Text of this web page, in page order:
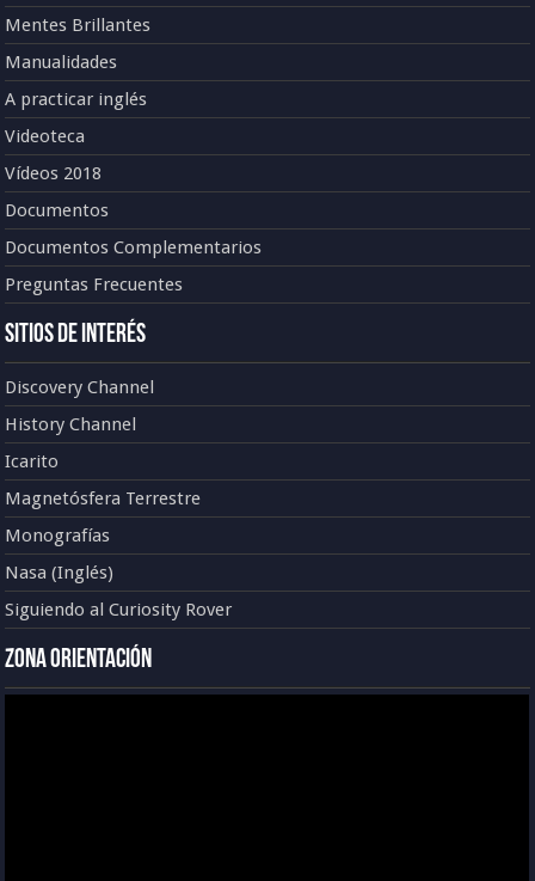
Mentes Brillantes
Manualidades
A practicar inglés
Videoteca
Vídeos 2018
Documentos
Documentos Complementarios
Preguntas Frecuentes
Sitios de Interés
Discovery Channel
History Channel
Icarito
Magnetósfera Terrestre
Monografías
Nasa (Inglés)
Siguiendo al Curiosity Rover
Zona Orientación